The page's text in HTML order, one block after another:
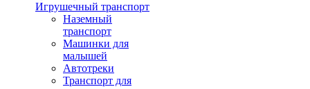
Игрушечный транспорт
Наземный
транспорт
Машинки для
малышей
Автотреки
Транспорт для